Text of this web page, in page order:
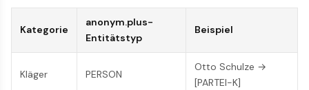
Kategorie
anonym.plus-
Entitätstyp
Beispiel
Kläger PERSON
Otto Schulze →
[PARTEI-K]